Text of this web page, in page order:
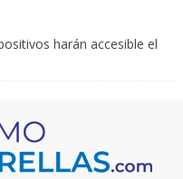
harán accesible el